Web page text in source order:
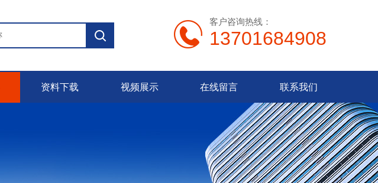
客户咨询热线：
13701684908
资料下载 视频展示 在线留言 联系我们